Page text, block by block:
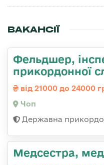
ВАКАНСІЇ
Фельдшер,
прикордонної
від 21000 до 24000
Чоп
Державна
Медсестра,